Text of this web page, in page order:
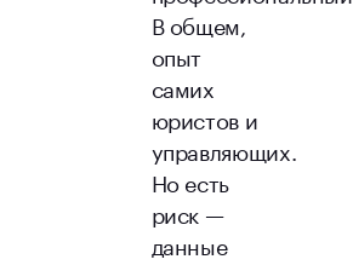
В общем,
опыт
самих
юристов и
управляющих.
Но есть
риск —
данные